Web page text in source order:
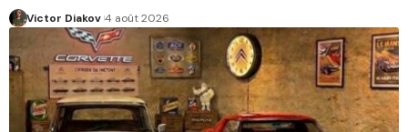
Victor Diakov 4 août 2026